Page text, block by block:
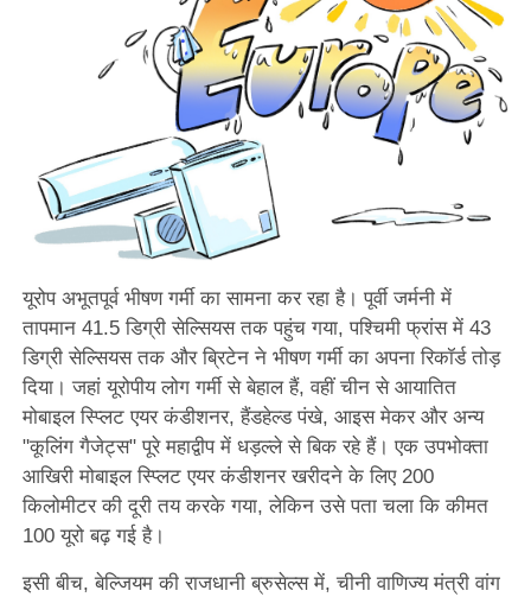
यूरोप अभूतपूर्व भीषण गर्मी का सामना कर रहा है। पूर्वी जर्मनी में
तापमान 41.5 डिग्री सेल्सियस तक पहुंच गया, पश्चिमी फ्रांस में 43
डिग्री सेल्सियस तक और ब्रिटेन ने भीषण गर्मी का अपना रिकॉर्ड तोड़
दिया। जहां यूरोपीय लोग गर्मी से बेहाल हैं, वहीं चीन से आयातित
मोबाइल स्प्लिट एयर कंडीशनर, हैंडहेल्ड पंखे, आइस मेकर और अन्य
"कूलिंग गैजेट्स" पूरे महाद्वीप में धड़ल्ले से बिक रहे हैं। एक उपभोक्ता
आखिरी मोबाइल स्प्लिट एयर कंडीशनर खरीदने के लिए 200
किलोमीटर की दूरी तय करके गया, लेकिन उसे पता चला कि कीमत
100 यूरो बढ़ गई है।
इसी बीच, बेल्जियम की राजधानी ब्रुसेल्स में, चीनी वाणिज्य मंत्री वांग